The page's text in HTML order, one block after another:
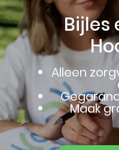
Bijles
Alleen
Maak